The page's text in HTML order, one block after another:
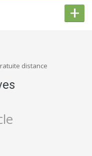
+
distance